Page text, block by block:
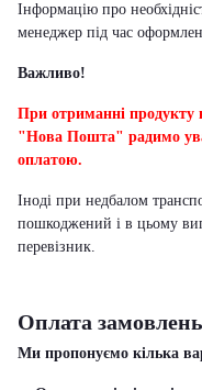
Інформацію про
менеджер під час
Важливо!
При отриманні продукту
"Нова Пошта" радимо
оплатою.
Іноді при недбалом
пошкоджений і в цьому
перевізник.
Оплата замовлень
Ми пропонуємо кілька